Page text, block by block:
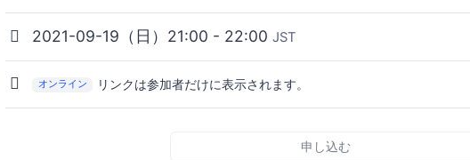
2021-09-19（日）21:00 - 22:00 JST
オンライン リンクは参加者だけに表示されます。
申し込む